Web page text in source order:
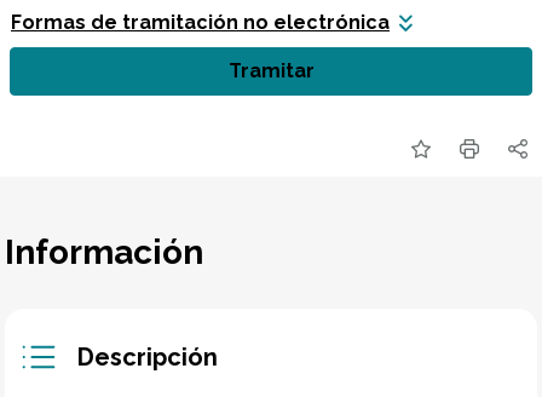
Tramitar
Formas de tramitación no electrónica
Información
Descripción